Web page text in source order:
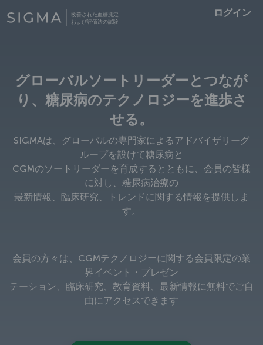
to
ログイン
グローバルソートリーダーとつなが
り、糖尿病のテクノロジーを進歩さ
せる。
SIGMAは、グローバルの専門家によるアドバイザリーグ
ループを設けて糖尿病と
CGMのソートリーダーを育成するとともに、会員の皆様
に対し、糖尿病治療の
最新情報、臨床研究、トレンドに関する情報を提供しま
す。
会員の方々は、CGMテクノロジーに関する会員限定の業
界イベント・プレゼン
テーション、臨床研究、教育資料、最新情報に無料でご自
由にアクセスできます